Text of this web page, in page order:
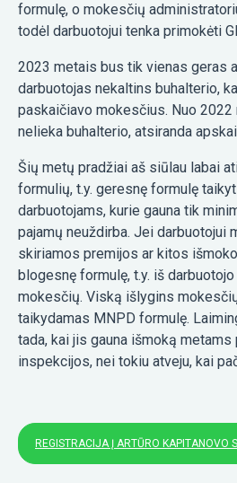
formulę, o mokesčių
todėl darbuotojui tenka primokėti
2023 metais bus tik vienas geras
darbuotojas nekaltins buhalterio,
paskaičiavo mokesčius. Nuo
nelieka buhalterio, atsiranda
Šių metų pradžiai aš siūlau labai
formulių, t.y. geresnę formulę
darbuotojams, kurie gauna tik
pajamų neuždirba. Jei darbuotojui
skiriamos premijos ar kitos
blogesnę formulę, t.y. iš
mokesčių. Viską išlygins
taikydamas MNPD formulę.
tada, kai jis gauna išmoką
inspekcijos, nei tokiu atveju, kai
REGISTRACIJA Į ARTŪRO KAPITANOVO